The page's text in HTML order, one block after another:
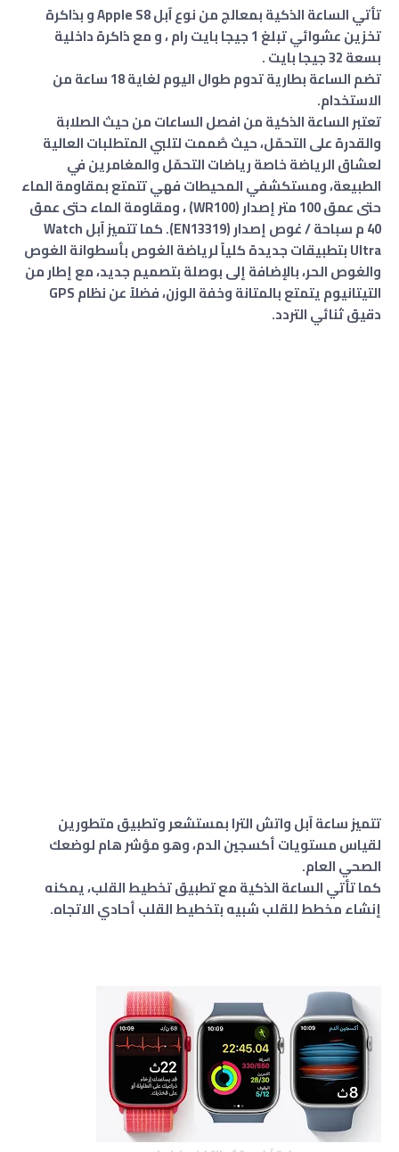
تأتي الساعة الذكية بمعالج من نوع آبل Apple S8 و بذاكرة
تخزين عشوائي تبلغ 1 جيجا بايت رام ، و مع ذاكرة داخلية
بسعة 32 جيجا بايت .
تضم الساعة بطارية تدوم طوال اليوم لغاية 18 ساعة من
الاستخدام.
تعتبر الساعة الذكية من افصل الساعات من حيث الصلابة
والقدرة على التحمّل، حيث صُممت لتلبي المتطلبات العالية
لعشاق الرياضة خاصة رياضات التحمّل والمغامرين في
الطبيعة، ومستكشفي المحيطات فهي تتمتع بمقاومة الماء
حتى عمق 100 متر إصدار (WR100) ، ومقاومة الماء حتى عمق
40 م سباحة / غوص إصدار (EN13319). كما تتميز آبل Watch
Ultra بتطبيقات جديدة كلياً لرياضة الغوص بأسطوانة الغوص
والغوص الحر، بالإضافة إلى بوصلة بتصميم جديد، مع إطار من
التيتانيوم يتمتع بالمتانة وخفة الوزن، فضلاً عن نظام GPS
دقيق ثنائي التردد.
تتميز ساعة آبل واتش الترا بمستشعر وتطبيق متطورين
لقياس مستويات أكسجين الدم، وهو مؤشر هام لوضعك
الصحي العام.
كما تأتي الساعة الذكية مع تطبيق تخطيط القلب، يمكنه
إنشاء مخطط للقلب شبيه بتخطيط القلب أحادي الاتجاه.